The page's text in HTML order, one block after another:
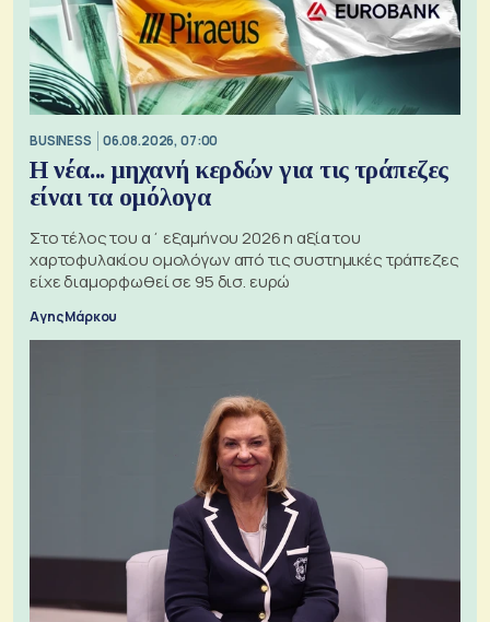
BUSINESS 06.08.2026, 07:00
Η νέα... μηχανή κερδών για τις τράπεζες
είναι τα ομόλογα
Στο τέλος του α΄ εξαμήνου 2026 η αξία του
χαρτοφυλακίου ομολόγων από τις συστημικές τράπεζες
είχε διαμορφωθεί σε 95 δισ. ευρώ
Αγης Μάρκου